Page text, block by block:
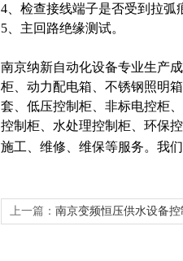
4、检查接线端子是否受到拉弧
5、主回路绝缘测试。
南京纳新自动化设备专业生产
柜、动力配电箱、不锈钢照明
套、低压控制柜、非标电控柜、
控制柜、水处理控制柜、环保
施工、维修、维保等服务。我
上一篇： 南京变频恒压供水设备控